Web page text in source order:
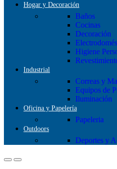
Hogar y Decoración
Baños
Cocinas
Decoración
Higiene
Industrial
Correas y
Equipos de
Iluminación
Oficina y Papelería
Papeleria
Outdoors
Deportes y